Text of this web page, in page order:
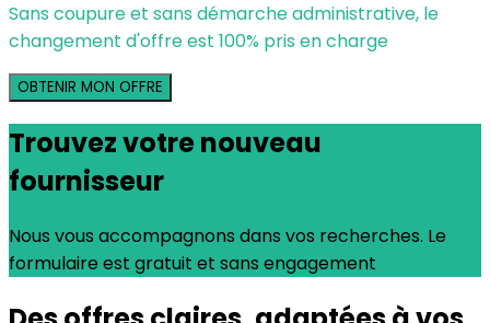
Sans coupure et sans démarche administrative, le
changement d'offre est 100% pris en charge
OBTENIR MON OFFRE
Trouvez votre nouveau
fournisseur
Nous vous accompagnons dans vos recherches. Le
formulaire est gratuit et sans engagement